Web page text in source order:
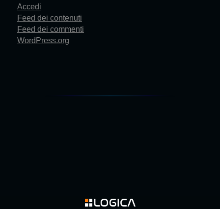
Accedi
Feed dei contenuti
Feed dei commenti
WordPress.org